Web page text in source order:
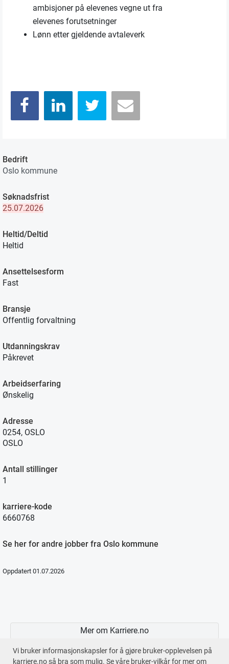
Vi bruker informasjonskapsler for å gjøre bruker-opplevelsen på
karriere.no så bra som mulig. Se våre bruker-vilkår for mer om
ambisjoner på elevenes vegne ut fra
elevenes forutsetninger
Lønn etter gjeldende avtaleverk
Bedrift
Oslo kommune
Søknadsfrist
25.07.2026
Heltid/Deltid
Heltid
Ansettelsesform
Fast
Bransje
Offentlig forvaltning
Utdanningskrav
Påkrevet
Arbeidserfaring
Ønskelig
Adresse
0254, OSLO
OSLO
Antall stillinger
1
karriere-kode
6660768
Se her for andre jobber fra Oslo kommune
Oppdatert 01.07.2026
Mer om Karriere.no